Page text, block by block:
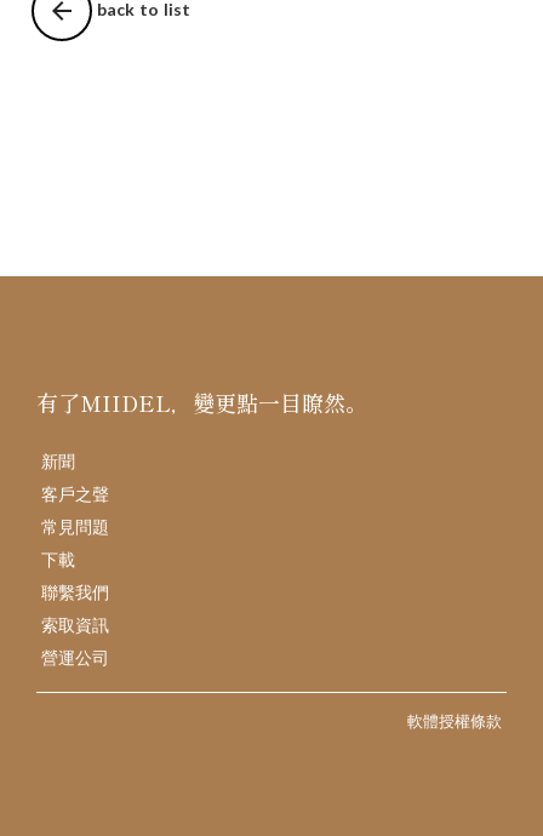
arrow_back back to list
有了MIIDEL，變更點一目瞭然。
新聞
客戶之聲
常見問題
下載
聯繫我們
索取資訊
營運公司
軟體授權條款